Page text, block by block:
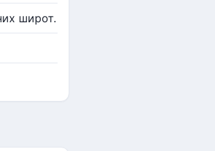
широт.